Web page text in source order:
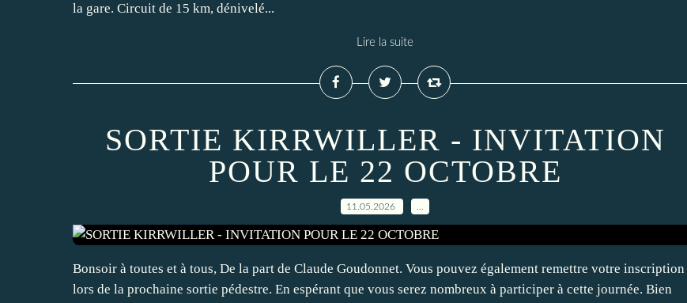
la gare. Circuit de 15 km, dénivelé...
Lire la suite
SORTIE KIRRWILLER - INVITATION
POUR LE 22 OCTOBRE
11.05.2026
Bonsoir à toutes et à tous, De la part de Claude Goudonnet. Vous pouvez également remettre votre inscription
lors de la prochaine sortie pédestre. En espérant que vous serez nombreux à participer à cette journée. Bien